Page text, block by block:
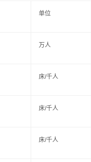
单位
万人
床/千人
床/千人
床/千人